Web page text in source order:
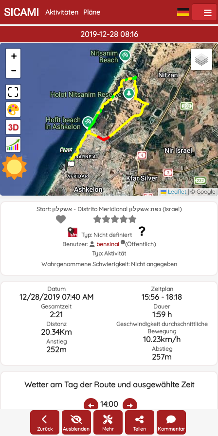
SICAMI Aktivitäten Pläne
2019-12-28 08:16
Start
Ende
+
−
Leaflet | © Google
Start: אשקלון - Distrito Meridional נפת אשקלון (Israel)
Typ: Nicht definiert
Benutzer:
bensinai
(Öffentlich)
Typ: Aktivität
Wahrgenommene Schwierigkeit: Nicht angegeben
Datum
12/28/2019 07:40 AM
Gesamtzeit
2:21
Distanz
20.34Km
Anstieg
252m
Zeitplan
15:56 - 18:18
Dauer
1:59 h
Geschwindigkeit durchschnittliche
Bewegung
10.23km/h
Abstieg
257m
Wetter am Tag der Route und ausgewählte Zeit
14:00
Regen:
Durchschnittliche
Geschwindigkeit
Windrichtung
Zurück Ausblenden Mehr Teilen Kommentar